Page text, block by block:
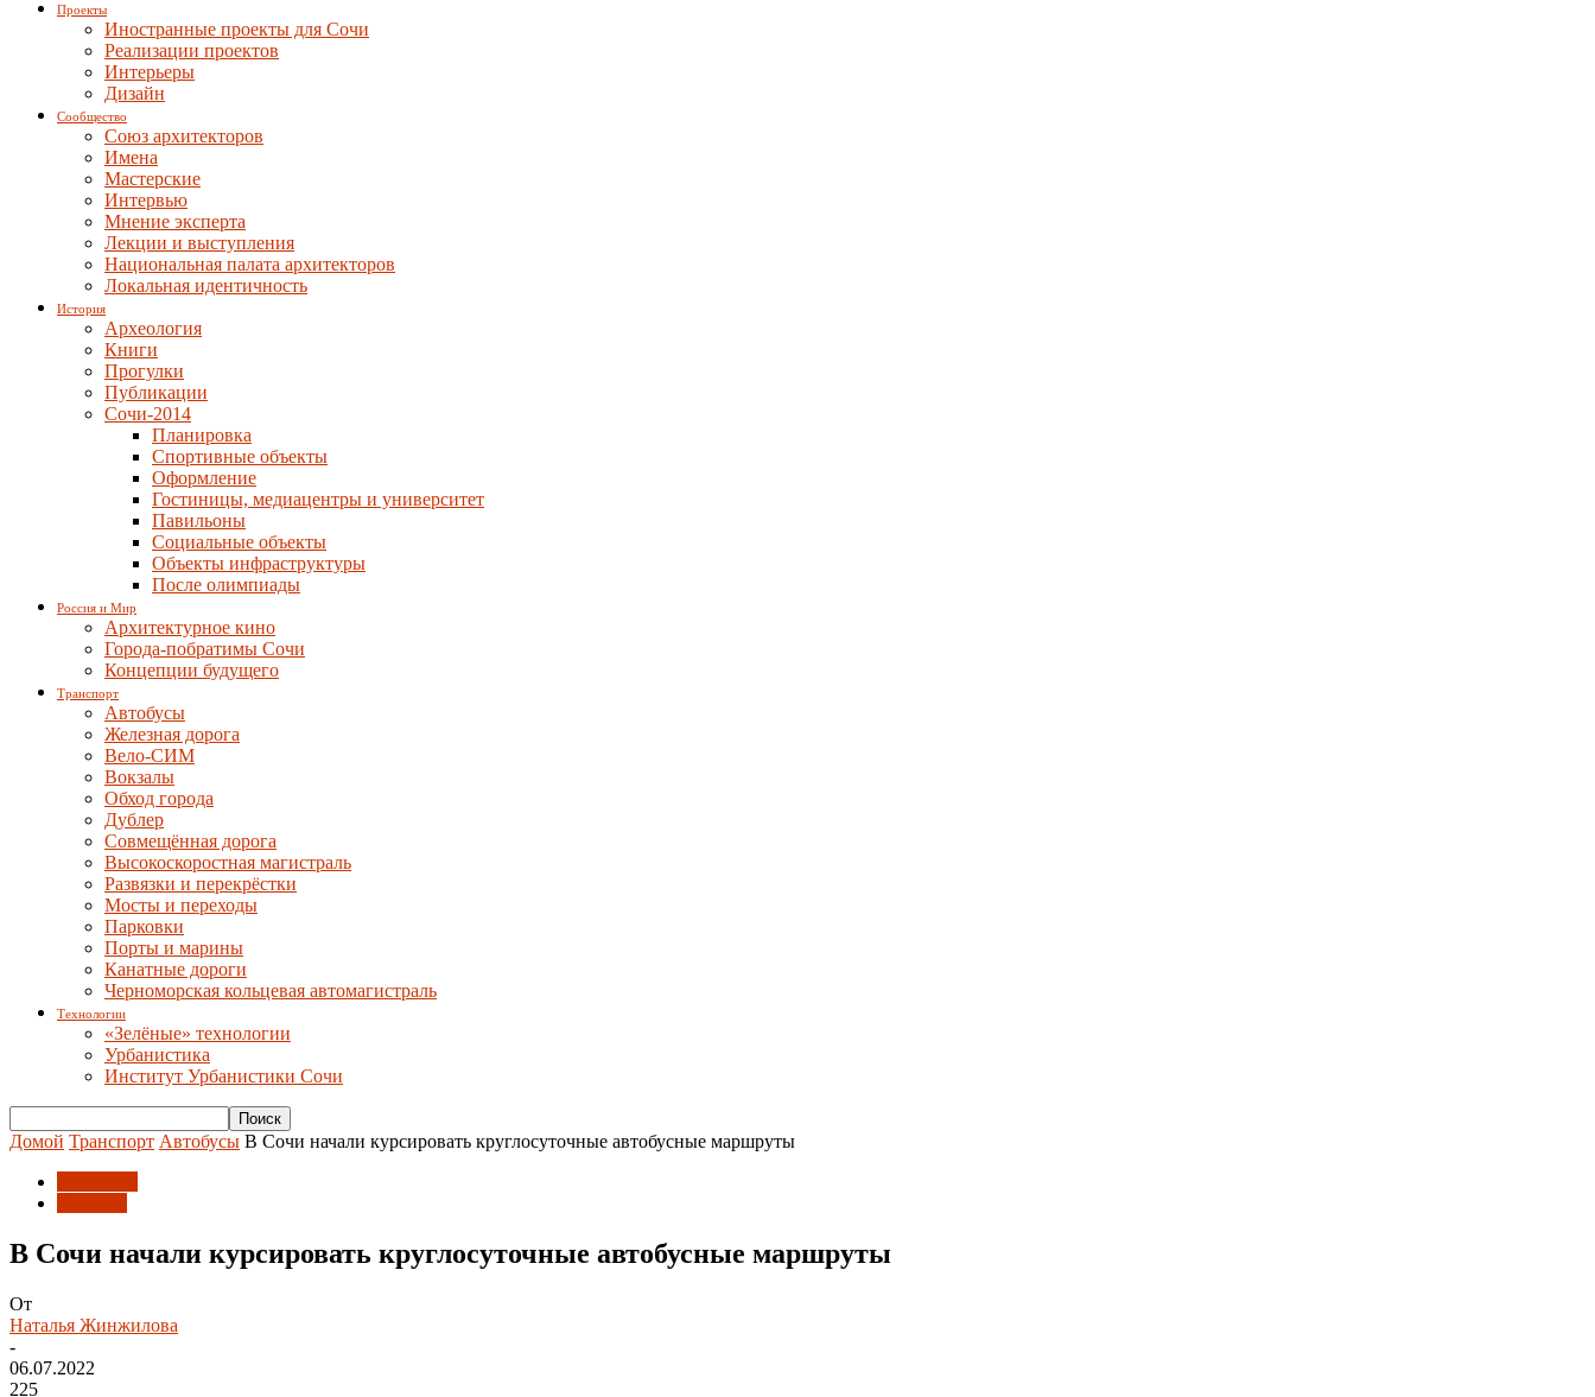
Проекты
Иностранные проекты для Сочи
Реализации проектов
Интерьеры
Дизайн
Сообщество
Союз архитекторов
Имена
Мастерские
Интервью
Мнение эксперта
Лекции и выступления
Национальная палата архитекторов
Локальная идентичность
История
Археология
Книги
Прогулки
Публикации
Сочи-2014
Планировка
Спортивные объекты
Оформление
Гостиницы, медиацентры и университет
Павильоны
Социальные объекты
Объекты инфраструктуры
После олимпиады
Россия и Мир
Архитектурное кино
Города-побратимы Сочи
Концепции будущего
Транспорт
Автобусы
Железная дорога
Вело-СИМ
Вокзалы
Обход города
Дублер
Совмещённая дорога
Высокоскоростная магистраль
Развязки и перекрёстки
Мосты и переходы
Парковки
Порты и марины
Канатные дороги
Черноморская кольцевая автомагистраль
Технологии
«Зелёные» технологии
Урбанистика
Институт Урбанистики Сочи
Домой Транспорт Автобусы В Сочи начали курсировать круглосуточные автобусные маршруты
В Сочи начали курсировать круглосуточные автобусные маршруты
От
Наталья Жинжилова
-
06.07.2022
225